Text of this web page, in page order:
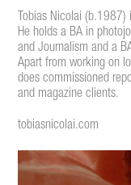
Tobias Nicolai (b.1987)
He holds a BA in
and Journalism and a
Apart from working on
does commissioned
and magazine clients.
tobiasnicolai.com